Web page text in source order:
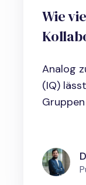
Wie
Analog
(IQ)